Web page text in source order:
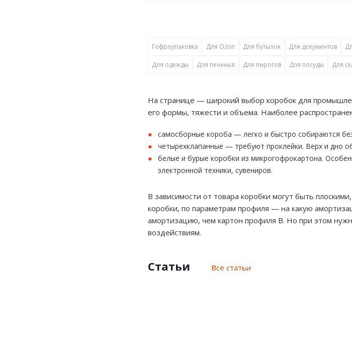
Гофроупаковка Для Ozon Для бутылок Для документов
Для одежды Для печенья Для пирогов Для посуды Для
На странице — широкий выбор коробок для
его формы, тяжести и объема. Наиболее
самосборные короба — легко и быстро собираются
четырехклапанные — требуют проклейки. Верх и дно
белые и бурые коробки из микрогофрокартона.
электронной техники, сувениров.
В зависимости от товара коробки могут быть
коробки, по параметрам профиля — на какую
амортизацию, чем картон профиля В. Но при этом
воздействиям.
Статьи Все статьи